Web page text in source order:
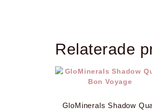
Relaterade
GloMinerals Shadow